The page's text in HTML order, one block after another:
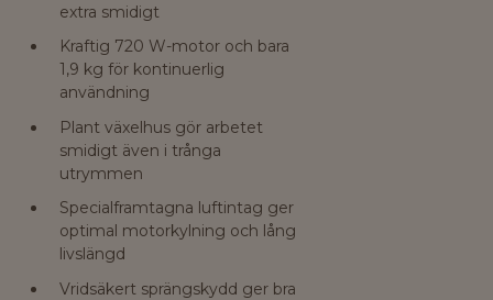
extra smidigt
Kraftig 720 W-motor och bara
1,9 kg för kontinuerlig
användning
Plant växelhus gör arbetet
smidigt även i trånga
utrymmen
Specialframtagna luftintag ger
optimal motorkylning och lång
livslängd
Vridsäkert sprängskydd ger bra